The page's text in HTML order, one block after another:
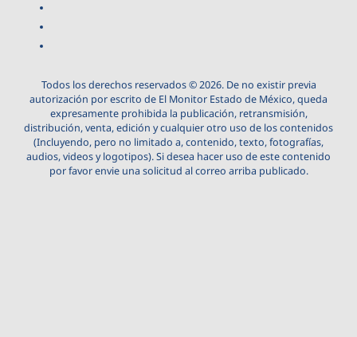
Todos los derechos reservados © 2026. De no existir previa
autorización por escrito de El Monitor Estado de México, queda
expresamente prohibida la publicación, retransmisión,
distribución, venta, edición y cualquier otro uso de los contenidos
(Incluyendo, pero no limitado a, contenido, texto, fotografías,
audios, videos y logotipos). Si desea hacer uso de este contenido
por favor envie una solicitud al correo arriba publicado.